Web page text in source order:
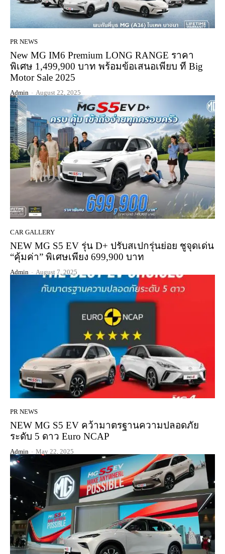
PR NEWS
New MG IM6 Premium LONG RANGE ราคา
พิเศษ 1,499,900 บาท พร้อมข้อเสนอเพียบ ที Big
Motor Sale 2025
Admin - August 22, 2025
CAR GALLERY
NEW MG S5 EV รุ่น D+ ปรับสเปกรุ่นย่อย ชูจุดเด่น
“คุ้มค่า” พิเศษเพียง 699,900 บาท
Admin - August 7, 2025
PR NEWS
NEW MG S5 EV คว้ามาตรฐานความปลอดภัย
ระดับ 5 ดาว Euro NCAP
Admin - May 22, 2025